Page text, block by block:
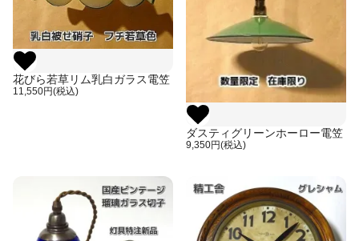
花びら若草リム乳白ガラス電笠
11,550円(税込)
ダスティグリーンホーロー電笠
9,350円(税込)